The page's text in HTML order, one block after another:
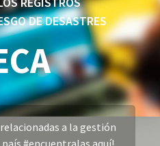
DE DESASTRES
a la gestión
#encuentralas aquí!